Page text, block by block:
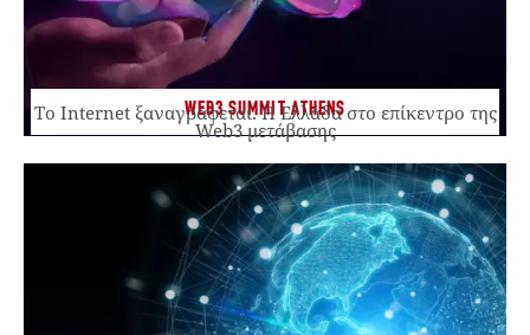
WEB3 SUMMIT ATHENS
Το Internet ξαναγράφεται. Η Ελλάδα στο επίκεντρο της
Web3 μετάβασης